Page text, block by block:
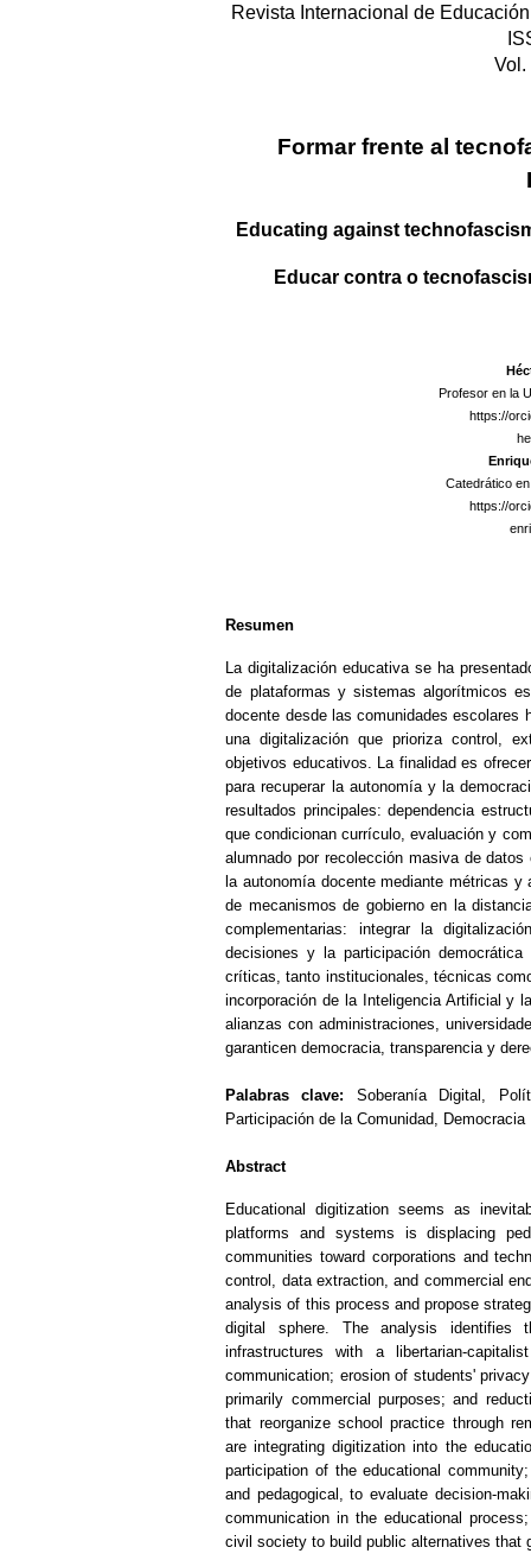
Revista Internacional de
Vol.
Formar frente al
Educating against
Educar contra o
Profesor en la
https://
Catedrático
https://
Resumen
La digitalización educativa se ha
de plataformas y sistemas algorítmicos
docente desde las comunidades escolares
una digitalización que prioriza control,
objetivos educativos. La finalidad es
para recuperar la autonomía y la
resultados principales: dependencia
que condicionan currículo, evaluación y
alumnado por recolección masiva de
la autonomía docente mediante métricas
de mecanismos de gobierno en la
complementarias: integrar la
decisiones y la participación
críticas, tanto institucionales, técnicas
incorporación de la Inteligencia Artificial y
alianzas con administraciones,
garanticen democracia, transparencia y
Palabras clave: Soberanía Digital,
Participación de la Comunidad, Democracia
Abstract
Educational digitization seems as
platforms and systems is displacing
communities toward corporations and
control, data extraction, and commercial
analysis of this process and propose
digital sphere. The analysis identifies
infrastructures with a libertarian-
communication; erosion of students'
primarily commercial purposes; and
that reorganize school practice through
are integrating digitization into the
participation of the educational
and pedagogical, to evaluate decision-
communication in the educational
civil society to build public alternatives that